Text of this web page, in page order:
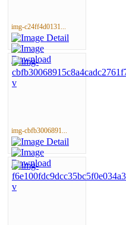
img-c24ff4d0131...
img-cbfb3006891...